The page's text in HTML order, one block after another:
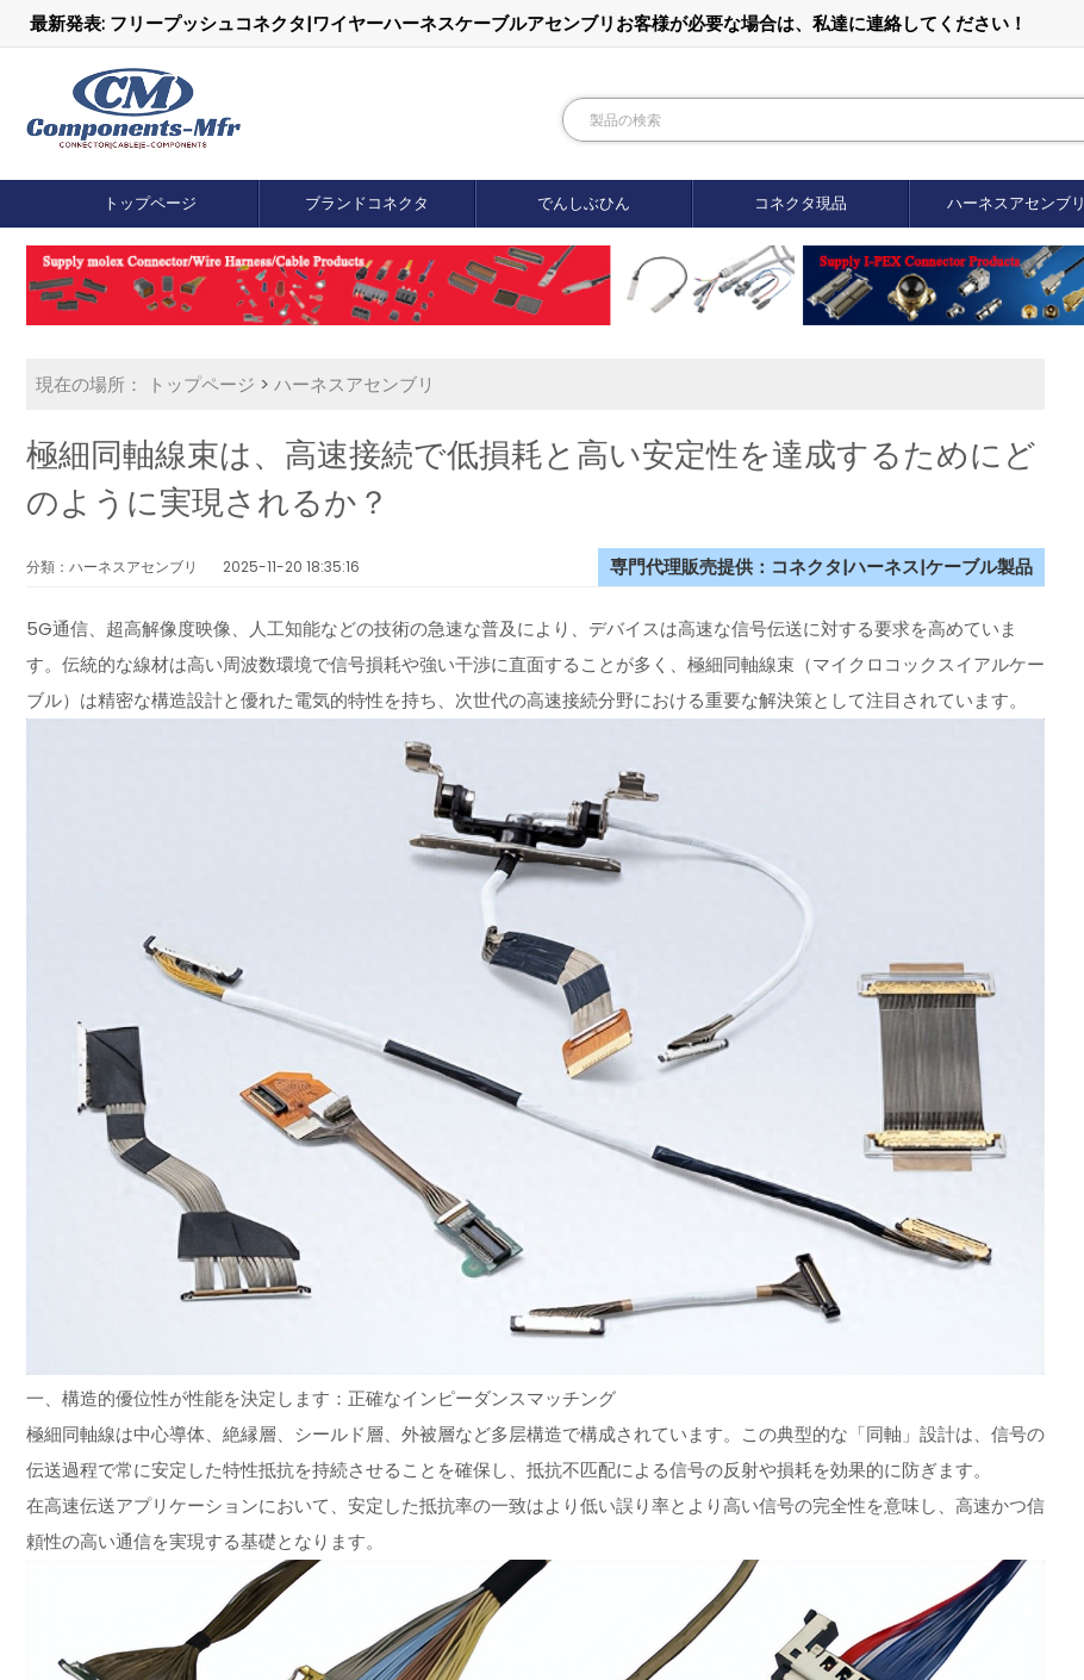
最新発表: フリープッシュコネクタ|ワイヤーハーネスケーブルアセンブリお客様が必要な場合は、私達に連絡してください！
トップページ ブランドコネクタ でんしぶひん コネクタ現品 ハーネスアセンブリ
現在の場所： トップページ > ハーネスアセンブリ
極細同軸線束は、高速接続で低損耗と高い安定性を達成するためにど
のように実現されるか？
分類：ハーネスアセンブリ 2025-11-20 18:35:16 専門代理販売提供：コネクタ|ハーネス|ケーブル製品
5G通信、超高解像度映像、人工知能などの技術の急速な普及により、デバイスは高速な信号伝送に対する要求を高めていま
す。伝統的な線材は高い周波数環境で信号損耗や強い干渉に直面することが多く、極細同軸線束（マイクロコックスイアルケー
ブル）は精密な構造設計と優れた電気的特性を持ち、次世代の高速接続分野における重要な解決策として注目されています。
一、構造的優位性が性能を決定します：正確なインピーダンスマッチング
極細同軸線は中心導体、絶縁層、シールド層、外被層など多层構造で構成されています。この典型的な「同軸」設計は、信号の
伝送過程で常に安定した特性抵抗を持続させることを確保し、抵抗不匹配による信号の反射や損耗を効果的に防ぎます。
在高速伝送アプリケーションにおいて、安定した抵抗率の一致はより低い誤り率とより高い信号の完全性を意味し、高速かつ信
頼性の高い通信を実現する基礎となります。